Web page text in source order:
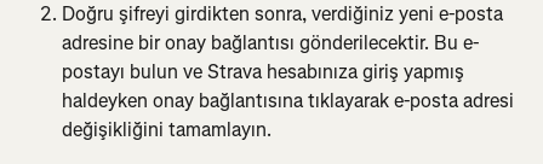
Doğru şifreyi girdikten sonra, verdiğiniz yeni e-posta
adresine bir onay bağlantısı gönderilecektir. Bu e-
postayı bulun ve Strava hesabınıza giriş yapmış
haldeyken onay bağlantısına tıklayarak e-posta adresi
değişikliğini tamamlayın.